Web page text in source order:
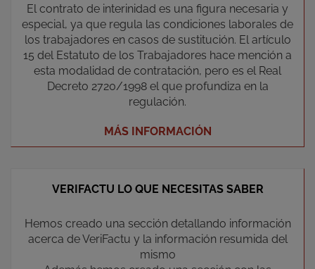
El contrato de interinidad es una figura necesaria y
especial, ya que regula las condiciones laborales de
los trabajadores en casos de sustitución. El artículo
15 del Estatuto de los Trabajadores hace mención a
esta modalidad de contratación, pero es el Real
Decreto 2720/1998 el que profundiza en la
regulación.
MÁS INFORMACIÓN
VERIFACTU LO QUE NECESITAS SABER
Hemos creado una sección detallando información
acerca de VeriFactu y la información resumida del
mismo